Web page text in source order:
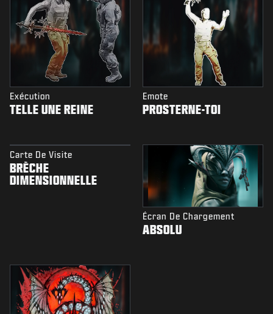
Exécution
TELLE UNE REINE
Emote
PROSTERNE-TOI
Carte De Visite
BRÈCHE
DIMENSIONNELLE
Écran De Chargement
ABSOLU